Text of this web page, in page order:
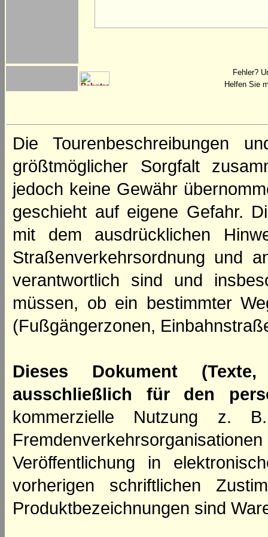
Fehler?
Helfen Sie
Die Tourenbeschreibungen
größtmöglicher Sorgfalt
jedoch keine Gewähr
geschieht auf eigene Gefahr.
mit dem ausdrücklichen
Straßenverkehrsordnung und
verantwortlich sind und
müssen, ob ein bestimmter
(Fußgängerzonen,
Dieses Dokument
ausschließlich für den
kommerzielle Nutzung z.
Veröffentlichung in
vorherigen schriftlichen
Produktbezeichnungen sind